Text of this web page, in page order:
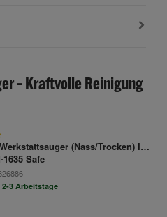
– Kraftvolle Reinigung
(Nass/Trocken) ISP
Safe
3 Arbeitstage